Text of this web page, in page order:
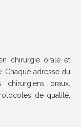
chirurgie orale et
Chaque adresse du
oraux,
de qualité,